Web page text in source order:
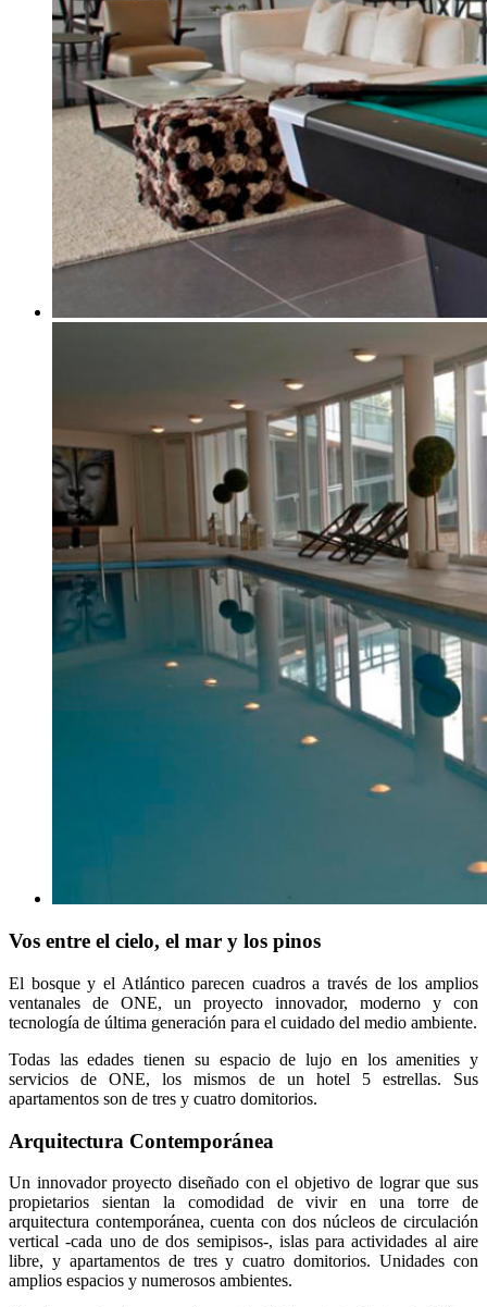
Vos entre el cielo, el mar y los pinos
El bosque y el Atlántico parecen cuadros a través de los amplios
ventanales de ONE, un proyecto innovador, moderno y con
tecnología de última generación para el cuidado del medio ambiente.
Todas las edades tienen su espacio de lujo en los amenities y
servicios de ONE, los mismos de un hotel 5 estrellas. Sus
apartamentos son de tres y cuatro domitorios.
Arquitectura Contemporánea
Un innovador proyecto diseñado con el objetivo de lograr que sus
propietarios sientan la comodidad de vivir en una torre de
arquitectura contemporánea, cuenta con dos núcleos de circulación
vertical -cada uno de dos semipisos-, islas para actividades al aire
libre, y apartamentos de tres y cuatro domitorios. Unidades con
amplios espacios y numerosos ambientes.